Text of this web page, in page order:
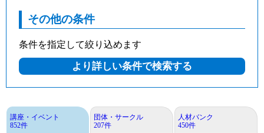
その他の条件
条件を指定して絞り込めます
講座・イベント
852件
団体・サークル
207件
人材バンク
450件